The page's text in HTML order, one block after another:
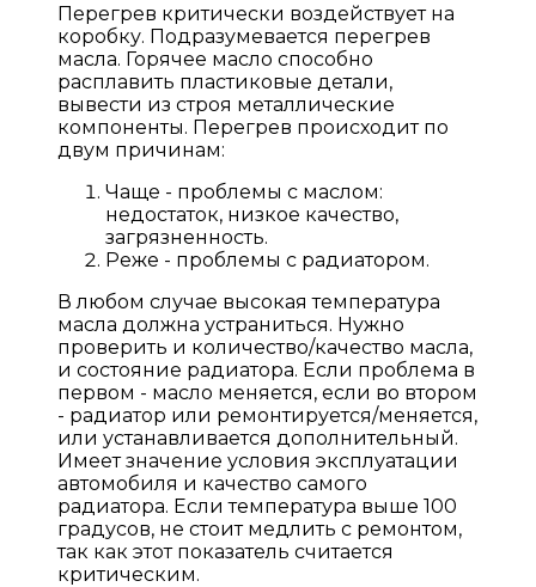
Перегрев критически воздействует на
коробку. Подразумевается перегрев
масла. Горячее масло способно
расплавить пластиковые детали,
вывести из строя металлические
компоненты. Перегрев происходит по
двум причинам:
Чаще - проблемы с маслом:
недостаток, низкое качество,
загрязненность.
Реже - проблемы с радиатором.
В любом случае высокая температура
масла должна устраниться. Нужно
проверить и количество/качество масла,
и состояние радиатора. Если проблема в
первом - масло меняется, если во втором
- радиатор или ремонтируется/меняется,
или устанавливается дополнительный.
Имеет значение условия эксплуатации
автомобиля и качество самого
радиатора. Если температура выше 100
градусов, не стоит медлить с ремонтом,
так как этот показатель считается
критическим.